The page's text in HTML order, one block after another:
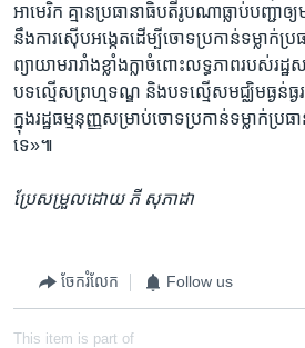
អាមេរិក គ្មាន​ប្រធានាធិបតី​រូប​ណា​ធ្លាប់​បញ្ជា​
នឹង​ការ​ស៊ើប​អង្កេត​ដើម្បី​ចោទ​ប្រកាន់​ទម្លាក់​
ព្យាយាម​រារាំង​ខ្លាំងក្លា​ចំពោះ​លទ្ធភាព​របស់​រដ្
បទ​ល្មើស​ព្រហ្មទណ្ឌ និង​បទ​ល្មើស​មជ្ឈិម​ធ្ងន់ធ្
ក្នុង​រដ្ឋធម្មនុញ្ញ​សម្រាប់​ចោទ​ប្រកាន់​ទម្លាក់​ប្
ទេ»៕
ប្រែ​សម្រួល​ដោយ ភី សុភាដា
ចែករំលែក Follow us
This item is part of